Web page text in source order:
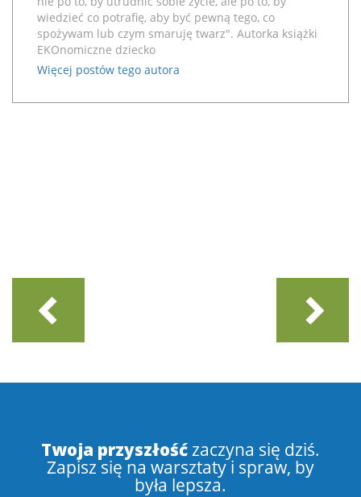
wiedzieć co potrafię, aby być pewną tego, co
spożywam lub czym smaruję twarz". Autorka książki
EKOnomiczne dziecko
Więcej postów tego autora
Twoja przyszłośćzaczyna się dziś.
Zapisz się na warsztaty i spraw, by
była lepsza.